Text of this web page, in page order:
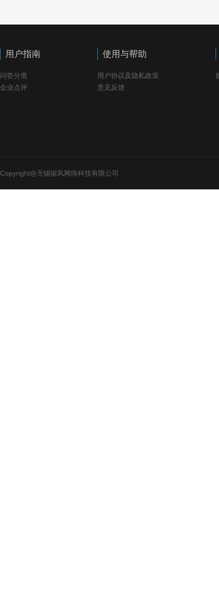
用户指南
问答分类
企业点评
使用与帮助
用户协议及隐私政策
意见反馈
Copyright@无锡据风网络科技有限公司